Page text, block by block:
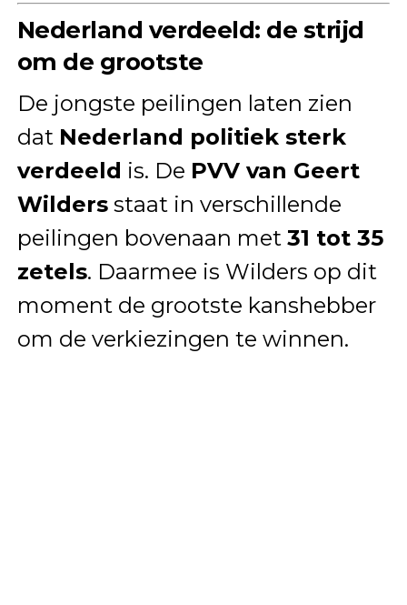
Nederland verdeeld: de strijd
om de grootste
De jongste peilingen laten zien
dat Nederland politiek sterk
verdeeld is. De PVV van Geert
Wildersstaat in verschillende
peilingen bovenaan met 31 tot 35
zetels. Daarmee is Wilders op dit
moment de grootste kanshebber
om de verkiezingen te winnen.